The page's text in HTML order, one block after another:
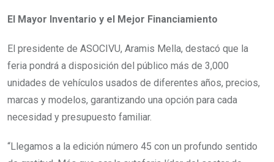
El Mayor Inventario y el Mejor Financiamiento
El presidente de ASOCIVU, Aramis Mella, destacó que la
feria pondrá a disposición del público más de 3,000
unidades de vehículos usados de diferentes años, precios,
marcas y modelos, garantizando una opción para cada
necesidad y presupuesto familiar.
“Llegamos a la edición número 45 con un profundo sentido